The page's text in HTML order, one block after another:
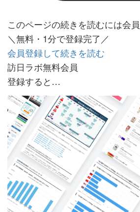
このページの続きを読むには会
＼無料・1分で登録完了／
会員登録して続きを読む
訪日ラボ無料会員
登録すると…